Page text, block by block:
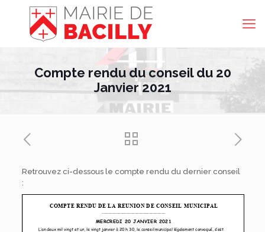
Compte rendu du conseil du 20
Janvier 2021
Retrouvez ci-dessous le compte rendu du dernier conseil
: